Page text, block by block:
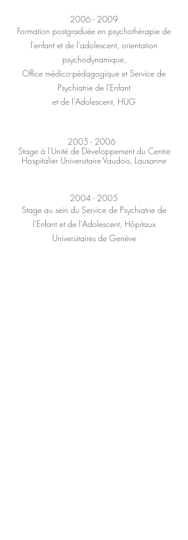
2006 - 2009
Formation postgraduée en psychothérapie de
l'enfant et de l'adolescent, orientation
psychodynamique,
Office médico-pédagogique et Service de
Psychiatrie de l'Enfant
et de l'Adolescent, HUG​
2005 - 2006
Stage à l'Unité de Développement du Centre
Hospitalier Universitaire Vaudois, Lausanne
2004 - 2005
Stage au sein du Service de Psychiatrie de
l'Enfant et de l'Adolescent, Hôpitaux
Universitaires de Genève